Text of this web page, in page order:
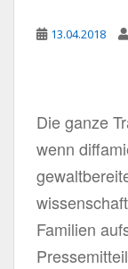
13.04.2018
Die ganze
wenn
Familien